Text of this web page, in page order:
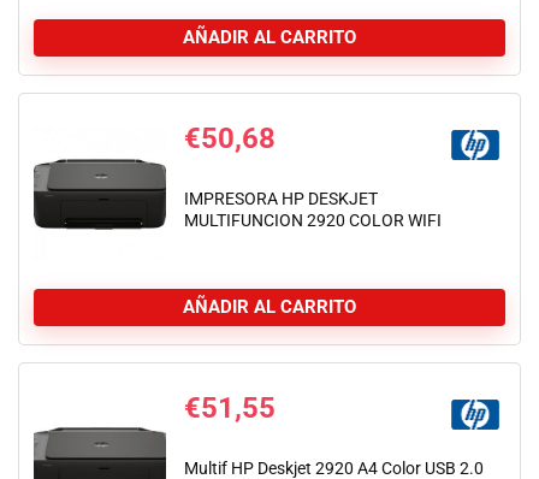
AÑADIR AL CARRITO
€50,68
IMPRESORA HP DESKJET
MULTIFUNCION 2920 COLOR WIFI
AÑADIR AL CARRITO
€51,55
Multif HP Deskjet 2920 A4 Color USB 2.0